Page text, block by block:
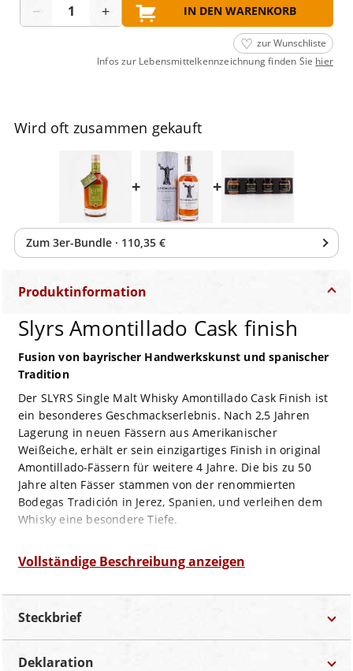
− + IN DEN WARENKORB
zur Wunschliste
Infos zur Lebensmittelkennzeichnung finden Sie hier
Wird oft zusammen gekauft
+ +
Zum 3er-Bundle · 110,35 €
Produktinformation
Slyrs Amontillado Cask finish
Fusion von bayrischer Handwerkskunst und spanischer
Tradition
Der SLYRS Single Malt Whisky Amontillado Cask Finish ist
ein besonderes Geschmackserlebnis. Nach 2,5 Jahren
Lagerung in neuen Fässern aus Amerikanischer
Weißeiche, erhält er sein einzigartiges Finish in original
Amontillado-Fässern für weitere 4 Jahre. Die bis zu 50
Jahre alten Fässer stammen von der renommierten
Bodegas Tradición in Jerez, Spanien, und verleihen dem
Whisky eine besondere Tiefe.
fruchtigen Geruch von reifen Äpfeln, grünen Haselnüssen
Der Geschmack ist kräftig, würzig und feurig. Der
Nachklang ist leicht salzig und hinterlässt einen langen,
Vollständige Beschreibung anzeigen
Steckbrief
Deklaration